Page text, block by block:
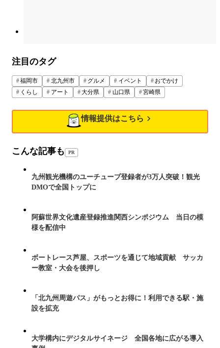
注目のタグ
福岡市 北九州市 グルメ イベント
おでかけ
くらし
アート 大分県 山口県 宮崎県
情報提供はこちら
こんな記事も PR
九州観光機構のユーチューブ登録者が3万人突破！観光
DMOで全国トップに
阿蘇世界文化遺産登録推進関西シンポジウム 当日の模
様を配信中
ボートレース芦屋、スポーツを通じて地域貢献 サッカ
ー教室・大会を後押し
「北九州周遊パス」がもっとお得に！利用できる駅・施
設を拡充
大学構内にデジタルサイネージ 全国各地に広がる導入